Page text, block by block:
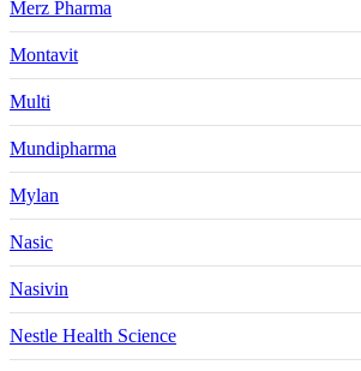
Merz Pharma
Montavit
Multi
Mundipharma
Mylan
Nasic
Nasivin
Nestle Health Science